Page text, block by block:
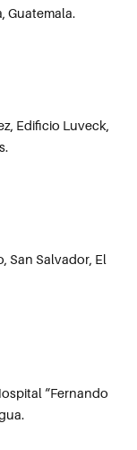
Guatemala.
Edificio Luveck,
San Salvador, El
“Fernando